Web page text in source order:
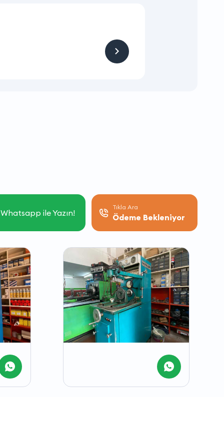
Whatsapp ile Yazın!
Tıkla Ara
Ödeme Bekleniyor